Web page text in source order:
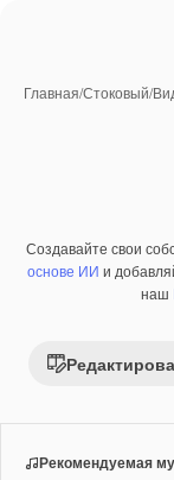
Главная/Стоковый/
Премиум
Создавайте свои
основе ИИ и
наш
Рекомендуемая